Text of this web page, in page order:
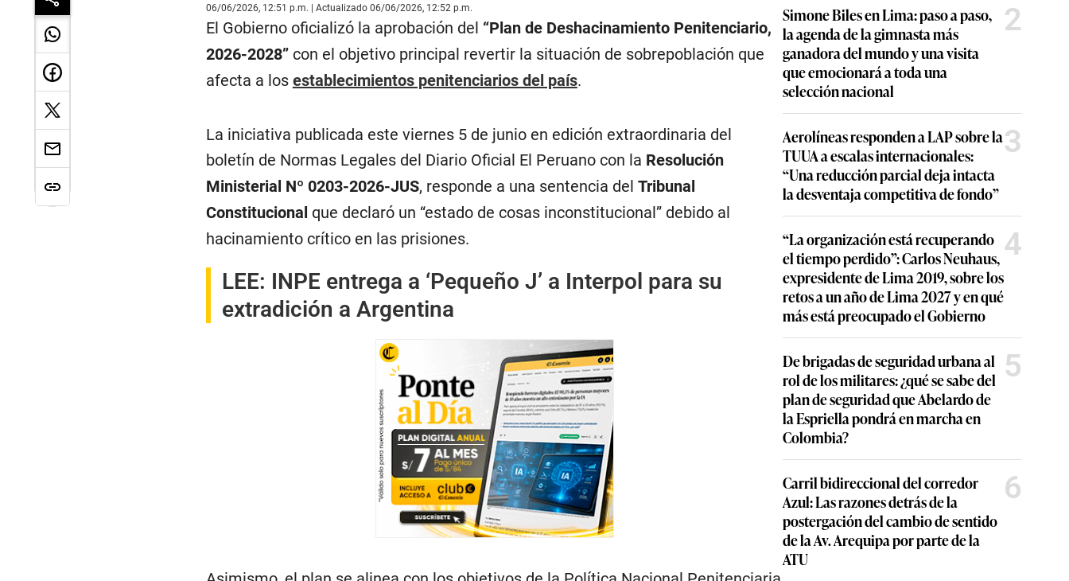
06/06/2026, 12:51 p.m. | Actualizado 06/06/2026, 12:52 p.m.
El Gobierno oficializó la aprobación del “Plan de Deshacinamiento Penitenciario,
2026-2028”con el objetivo principal revertir la situación de sobrepoblación que
afecta a los establecimientos penitenciarios del país.
La iniciativa publicada este viernes 5 de junio en edición extraordinaria del
boletín de Normas Legales del Diario Oficial El Peruano con la Resolución
Ministerial Nº 0203-2026-JUS, responde a una sentencia del Tribunal
Constitucional que declaró un “estado de cosas inconstitucional” debido al
hacinamiento crítico en las prisiones.
LEE: INPE entrega a ‘Pequeño J’ a Interpol para su
extradición a Argentina
Simone Biles en Lima: paso a paso,
la agenda de la gimnasta más
ganadora del mundo y una visita
que emocionará a toda una
selección nacional
2
Aerolíneas responden a LAP sobre la
TUUA a escalas internacionales:
“Una reducción parcial deja intacta
la desventaja competitiva de fondo”
3
“La organización está recuperando
el tiempo perdido”: Carlos Neuhaus,
expresidente de Lima 2019, sobre los
retos a un año de Lima 2027 y en qué
más está preocupado el Gobierno
4
De brigadas de seguridad urbana al
rol de los militares: ¿qué se sabe del
plan de seguridad que Abelardo de
la Espriella pondrá en marcha en
Colombia?
5
Carril bidireccional del corredor
Azul: Las razones detrás de la
postergación del cambio de sentido
de la Av. Arequipa por parte de la
ATU
6